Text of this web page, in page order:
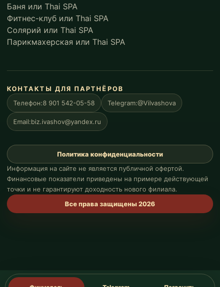
Баня или Thai SPA
Фитнес-клуб или Thai SPA
Солярий или Thai SPA
Парикмахерская или Thai SPA
КОНТАКТЫ ДЛЯ ПАРТНЁРОВ
Телефон:8 901 542-05-58 Telegram:@ViIvashova
Email:biz.ivashov@yandex.ru
Политика конфиденциальности
Информация на сайте не является публичной офертой.
Финансовые показатели приведены на примере действующей
точки и не гарантируют доходность нового филиала.
Все права защищены 2026